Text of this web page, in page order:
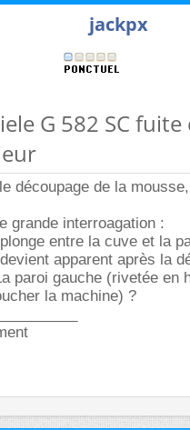
jackpx
G 582 SC
découpage de la
grande interroagation :
entre la cuve et la
apparent après la
paroi gauche (rivetée en
la machine) ?